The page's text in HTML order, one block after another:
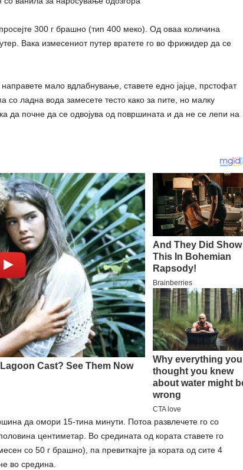
300 г брашно (тип 400 меко). Од оваа количина
Вака измесениот путер вратете го во фрижидер да се
мало вдлабнување, ставете едно јајце, прстофат
со ладна вода замесете тесто како за пите, но малку
да почне да се одвојува од површината и да не се лепи на
да омори 15-тина минути. Потоа развлечете го со
центиметар. Во средината од кората ставете го
со 50 г брашно), па превиткајте ја кората од сите 4
во средина.